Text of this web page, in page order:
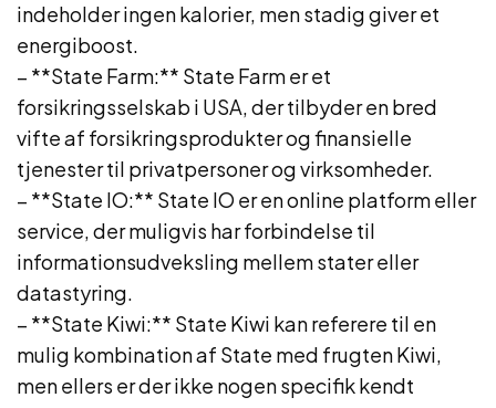
indeholder ingen kalorier, men stadig giver et
energiboost.
– **State Farm:** State Farm er et
forsikringsselskab i USA, der tilbyder en bred
vifte af forsikringsprodukter og finansielle
tjenester til privatpersoner og virksomheder.
– **State IO:** State IO er en online platform eller
service, der muligvis har forbindelse til
informationsudveksling mellem stater eller
datastyring.
– **State Kiwi:** State Kiwi kan referere til en
mulig kombination af State med frugten Kiwi,
men ellers er der ikke nogen specifik kendt